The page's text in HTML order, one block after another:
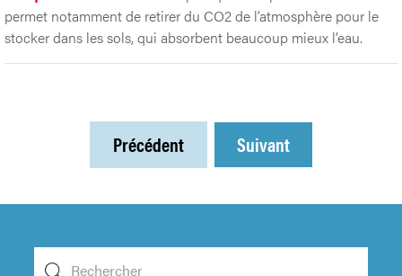
permet notamment de retirer du CO2 de l’atmosphère pour le
stocker dans les sols, qui absorbent beaucoup mieux l’eau.
Précédent Suivant